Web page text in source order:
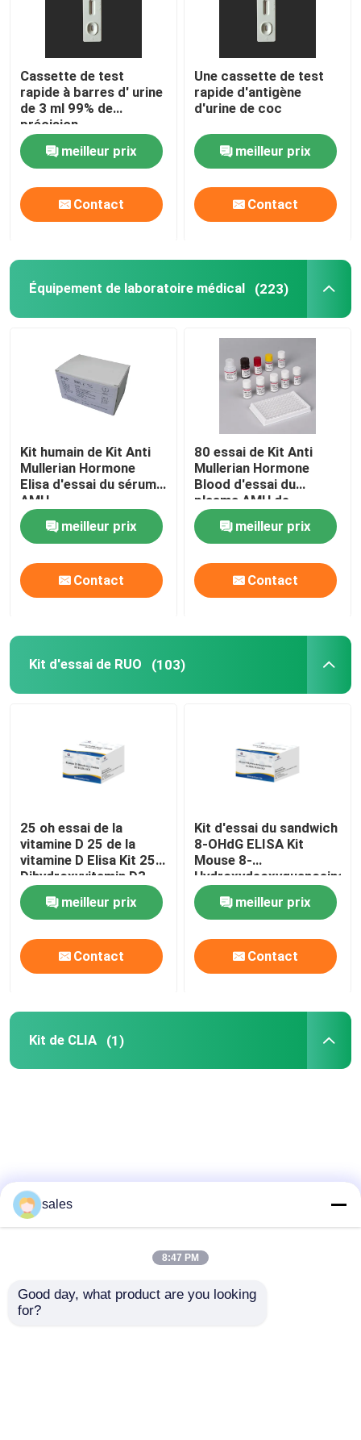
Cassette de test
rapide à barres d' urine
de 3 ml 99% de
précision
meilleur prix
Contact
Une cassette de test
rapide d'antigène
d'urine de coc
meilleur prix
Contact
Équipement de laboratoire médical (223)
Kit humain de Kit Anti
Mullerian Hormone
Elisa d'essai du sérum
AMH
meilleur prix
Contact
80 essai de Kit Anti
Mullerian Hormone
Blood d'essai du
plasma AMH de
minutes
meilleur prix
Contact
Kit d'essai de RUO (103)
25 oh essai de la
vitamine D 25 de la
vitamine D Elisa Kit 25
Dihydroxyvitamin D3
dihydroxy
meilleur prix
Contact
Kit d'essai du sandwich
8-OHdG ELISA Kit
Mouse 8-
Hydroxydeoxyguanosine
meilleur prix
Contact
Kit de CLIA (1)
sales
8:47 PM
Good day, what product are you looking
for?